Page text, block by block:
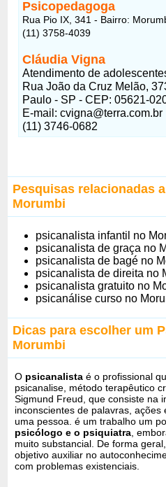
Psicopedagoga
Rua Pio IX, 341 - Bairro:
(11) 3758-4039
Cláudia Vigna
Atendimento de
Rua João da Cruz Melão,
Paulo - SP - CEP: 05621-
E-mail:cvigna@terra.com.br
(11) 3746-0682
Pesquisas relacionadas
Morumbi
psicanalista infantil no
psicanalista de graça no
psicanalista de bagé no
psicanalista de direita no
psicanalista gratuito no
psicanálise curso no
Dicas para escolher um
Morumbi
O psicanalista é o profissional
psicanalise, método terapêutico
Sigmund Freud, que consiste na
inconscientes de palavras,
uma pessoa. é um trabalho um
psicólogo e o psiquiatra ,
muito substancial. De forma
objetivo auxiliar no
com problemas existenciais.